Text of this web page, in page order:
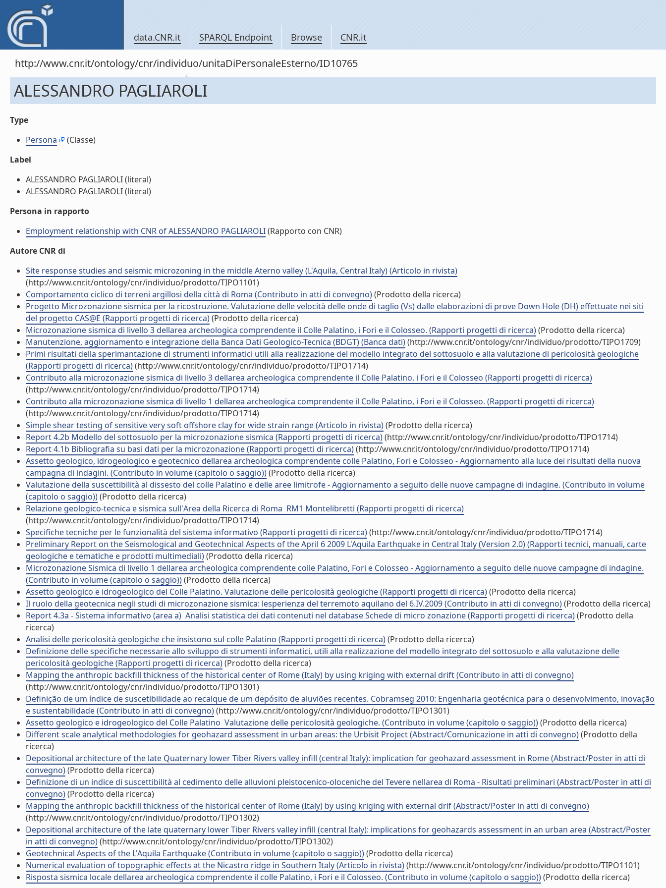
data.CNR.it SPARQL Endpoint Browse CNR.it
http://www.cnr.it/ontology/cnr/individuo/unitaDiPersonaleEsterno/ID10765
ALESSANDRO PAGLIAROLI
Type
Persona
(Classe)
Label
ALESSANDRO PAGLIAROLI (literal)
ALESSANDRO PAGLIAROLI (literal)
Persona in rapporto
Employment relationship with CNR of ALESSANDRO PAGLIAROLI(Rapporto con CNR)
Autore CNR di
Site response studies and seismic microzoning in the middle Aterno valley (L'Aquila, Central Italy) (Articolo in rivista)
(http://www.cnr.it/ontology/cnr/individuo/prodotto/TIPO1101)
Comportamento ciclico di terreni argillosi della città di Roma (Contributo in atti di convegno)(Prodotto della ricerca)
Progetto Microzonazione sismica per la ricostruzione. Valutazione delle velocità delle onde di taglio (Vs) dalle elaborazioni di prove Down Hole (DH) effettuate nei siti
del progetto CAS@E (Rapporti progetti di ricerca)(Prodotto della ricerca)
Microzonazione sismica di livello 3 dellarea archeologica comprendente il Colle Palatino, i Fori e il Colosseo. (Rapporti progetti di ricerca)(Prodotto della ricerca)
Manutenzione, aggiornamento e integrazione della Banca Dati Geologico-Tecnica (BDGT) (Banca dati)(http://www.cnr.it/ontology/cnr/individuo/prodotto/TIPO1709)
Primi risultati della sperimantazione di strumenti informatici utili alla realizzazione del modello integrato del sottosuolo e alla valutazione di pericolosità geologiche
(Rapporti progetti di ricerca)(http://www.cnr.it/ontology/cnr/individuo/prodotto/TIPO1714)
Contributo alla microzonazione sismica di livello 3 dellarea archeologica comprendente il Colle Palatino, i Fori e il Colosseo (Rapporti progetti di ricerca)
(http://www.cnr.it/ontology/cnr/individuo/prodotto/TIPO1714)
Contributo alla microzonazione sismica di livello 1 dellarea archeologica comprendente il Colle Palatino, i Fori e il Colosseo. (Rapporti progetti di ricerca)
(http://www.cnr.it/ontology/cnr/individuo/prodotto/TIPO1714)
Simple shear testing of sensitive very soft offshore clay for wide strain range (Articolo in rivista)(Prodotto della ricerca)
Report 4.2b Modello del sottosuolo per la microzonazione sismica (Rapporti progetti di ricerca)(http://www.cnr.it/ontology/cnr/individuo/prodotto/TIPO1714)
Report 4.1b Bibliografia su basi dati per la microzonazione (Rapporti progetti di ricerca)(http://www.cnr.it/ontology/cnr/individuo/prodotto/TIPO1714)
Assetto geologico, idrogeologico e geotecnico dellarea archeologica comprendente colle Palatino, Fori e Colosseo - Aggiornamento alla luce dei risultati della nuova
campagna di indagini. (Contributo in volume (capitolo o saggio))(Prodotto della ricerca)
Valutazione della suscettibilità al dissesto del colle Palatino e delle aree limitrofe - Aggiornamento a seguito delle nuove campagne di indagine. (Contributo in volume
(capitolo o saggio))(Prodotto della ricerca)
Relazione geologico-tecnica e sismica sull'Area della Ricerca di Roma  RM1 Montelibretti (Rapporti progetti di ricerca)
(http://www.cnr.it/ontology/cnr/individuo/prodotto/TIPO1714)
Specifiche tecniche per le funzionalità del sistema informativo (Rapporti progetti di ricerca)(http://www.cnr.it/ontology/cnr/individuo/prodotto/TIPO1714)
Preliminary Report on the Seismological and Geotechnical Aspects of the April 6 2009 L'Aquila Earthquake in Central Italy (Version 2.0) (Rapporti tecnici, manuali, carte
geologiche e tematiche e prodotti multimediali)(Prodotto della ricerca)
Microzonazione Sismica di livello 1 dellarea archeologica comprendente colle Palatino, Fori e Colosseo - Aggiornamento a seguito delle nuove campagne di indagine.
(Contributo in volume (capitolo o saggio))(Prodotto della ricerca)
Assetto geologico e idrogeologico del Colle Palatino. Valutazione delle pericolosità geologiche (Rapporti progetti di ricerca)(Prodotto della ricerca)
Il ruolo della geotecnica negli studi di microzonazione sismica: lesperienza del terremoto aquilano del 6.IV.2009 (Contributo in atti di convegno)(Prodotto della ricerca)
Report 4.3a - Sistema informativo (area a)  Analisi statistica dei dati contenuti nel database Schede di micro zonazione (Rapporti progetti di ricerca)(Prodotto della
ricerca)
Analisi delle pericolosità geologiche che insistono sul colle Palatino (Rapporti progetti di ricerca)(Prodotto della ricerca)
Definizione delle specifiche necessarie allo sviluppo di strumenti informatici, utili alla realizzazione del modello integrato del sottosuolo e alla valutazione delle
pericolosità geologiche (Rapporti progetti di ricerca)(Prodotto della ricerca)
Mapping the anthropic backfill thickness of the historical center of Rome (Italy) by using kriging with external drift (Contributo in atti di convegno)
(http://www.cnr.it/ontology/cnr/individuo/prodotto/TIPO1301)
Definição de um índice de suscetibilidade ao recalque de um depósito de aluviões recentes. Cobramseg 2010: Engenharia geotécnica para o desenvolvimento, inovação
e sustentabilidade (Contributo in atti di convegno)(http://www.cnr.it/ontology/cnr/individuo/prodotto/TIPO1301)
Assetto geologico e idrogeologico del Colle Palatino  Valutazione delle pericolosità geologiche. (Contributo in volume (capitolo o saggio))(Prodotto della ricerca)
Different scale analytical methodologies for geohazard assessment in urban areas: the Urbisit Project (Abstract/Comunicazione in atti di convegno)(Prodotto della
ricerca)
Depositional architecture of the late Quaternary lower Tiber Rivers valley infill (central Italy): implication for geohazard assessment in Rome (Abstract/Poster in atti di
convegno)(Prodotto della ricerca)
Definizione di un indice di suscettibilità al cedimento delle alluvioni pleistocenico-oloceniche del Tevere nellarea di Roma - Risultati preliminari (Abstract/Poster in atti di
convegno)(Prodotto della ricerca)
Mapping the anthropic backfill thickness of the historical center of Rome (Italy) by using kriging with external drif (Abstract/Poster in atti di convegno)
(http://www.cnr.it/ontology/cnr/individuo/prodotto/TIPO1302)
Depositional architecture of the late quaternary lower Tiber Rivers valley infill (central Italy): implications for geohazards assessment in an urban area (Abstract/Poster
in atti di convegno)(http://www.cnr.it/ontology/cnr/individuo/prodotto/TIPO1302)
Geotechnical Aspects of the L'Aquila Earthquake (Contributo in volume (capitolo o saggio))(Prodotto della ricerca)
Numerical evaluation of topographic effects at the Nicastro ridge in Southern Italy (Articolo in rivista)(http://www.cnr.it/ontology/cnr/individuo/prodotto/TIPO1101)
Risposta sismica locale dellarea archeologica comprendente il colle Palatino, i Fori e il Colosseo. (Contributo in volume (capitolo o saggio))(Prodotto della ricerca)